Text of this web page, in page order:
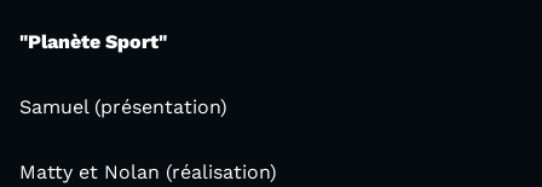
"Planète Sport"
Samuel (présentation)
Matty et Nolan (réalisation)